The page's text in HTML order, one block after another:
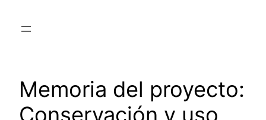
Memoria del proyecto:
Conservación y uso